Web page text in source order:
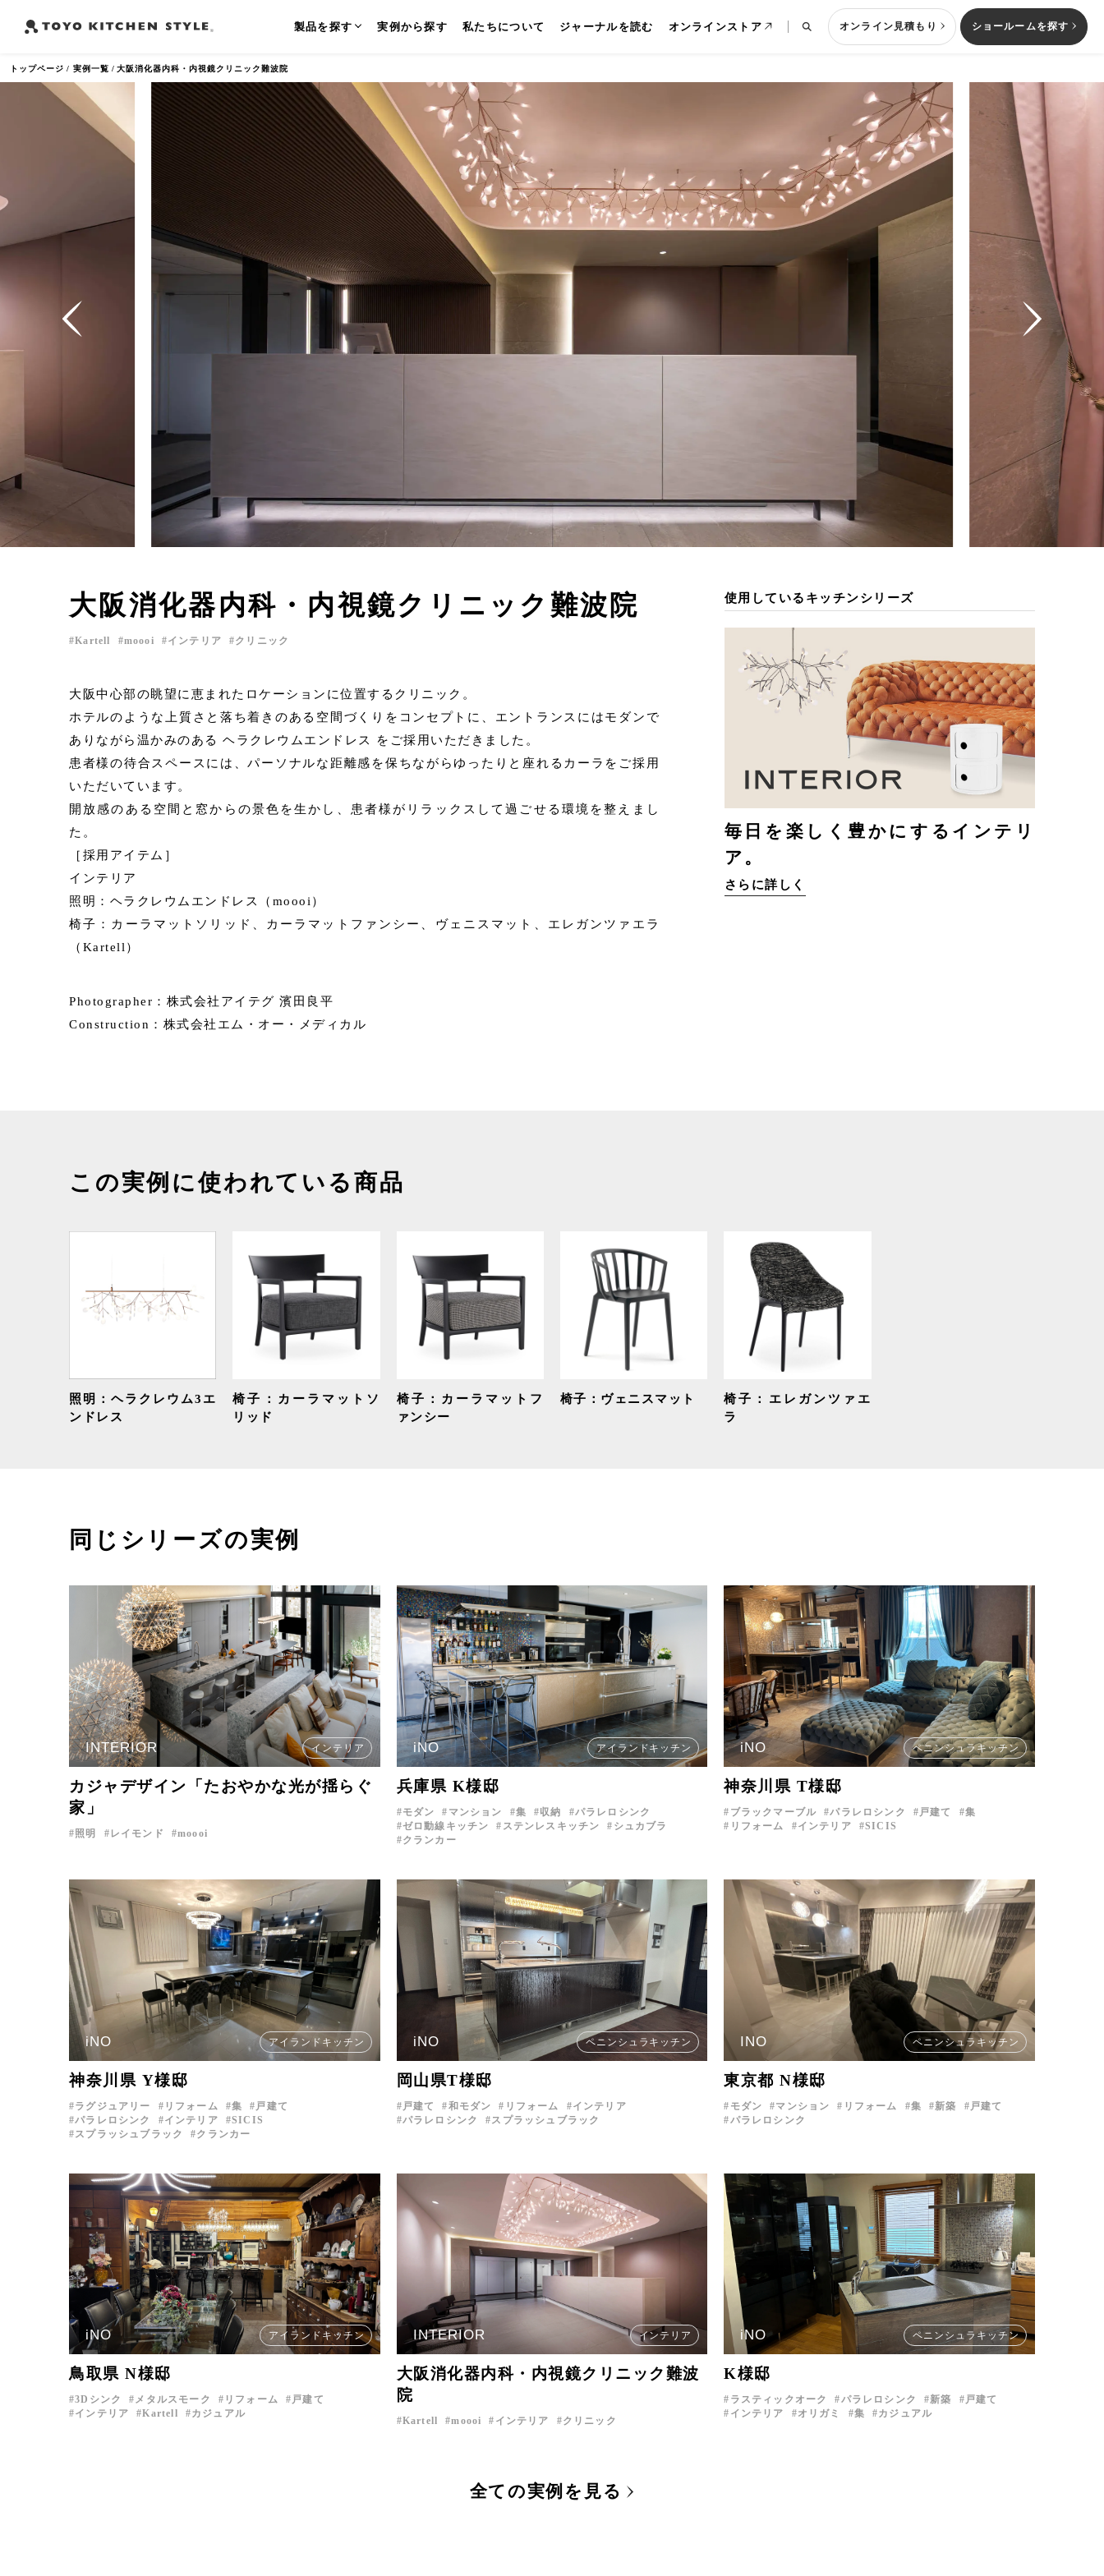
よく検索されるワード
アイランドキッチン ペニンシュラキッチン 壁付けキッチン 対面キッチン セパレートキッチン 並列型キッチン
製品を探す 実例から探す 私たちについて ジャーナルを読む オンラインストア オンライン見積もり ショールームを探す
トップページ 実例一覧 大阪消化器内科・内視鏡クリニック難波院
大阪消化器内科・内視鏡クリニック難波院
Kartell moooi インテリア クリニック
大阪中心部の眺望に恵まれたロケーションに位置するクリニック。
ホテルのような上質さと落ち着きのある空間づくりをコンセプトに、エントランスにはモダンで
ありながら温かみのある ヘラクレウムエンドレス をご採用いただきました。
患者様の待合スペースには、パーソナルな距離感を保ちながらゆったりと座れるカーラをご採用
いただいています。
開放感のある空間と窓からの景色を生かし、患者様がリラックスして過ごせる環境を整えまし
た。
［採用アイテム］
インテリア
照明：ヘラクレウムエンドレス（moooi）
椅子：カーラマットソリッド、カーラマットファンシー、ヴェニスマット、エレガンツァエラ
（Kartell）
Photographer：株式会社アイテグ 濱田良平
Construction：株式会社エム・オー・メディカル
使用しているキッチンシリーズ
毎日を楽しく豊かにするインテリ
ア。
さらに詳しく
この実例に使われている商品
照明：ヘラクレウム3エ
ンドレス
椅子：カーラマットソ
リッド
椅子：カーラマットフ
ァンシー
椅子：ヴェニスマット
椅子：エレガンツァエ
ラ
同じシリーズの実例
INTERIOR インテリア
カジャデザイン「たおやかな光が揺らぐ
家」
照明 レイモンド moooi
iNO アイランドキッチン
兵庫県 K様邸
モダン マンション 集 収納
パラレロシンク
ゼロ動線キッチン
ステンレスキッチン
シュカブラ
クランカー
iNO ペニンシュラキッチン
神奈川県 T様邸
ブラックマーブル パラレロシンク 戸建て
集
リフォーム
インテリア SICIS
iNO アイランドキッチン
神奈川県 Y様邸
ラグジュアリー リフォーム 集
戸建て
パラレロシンク
インテリア
SICIS
スプラッシュブラック
クランカー
iNO ペニンシュラキッチン
岡山県T様邸
戸建て 和モダン リフォーム
インテリア
パラレロシンク
スプラッシュブラック
INO ペニンシュラキッチン
東京都 N様邸
モダン マンション リフォーム 集 新築
戸建て
パラレロシンク
iNO アイランドキッチン
鳥取県 N様邸
3Dシンク メタルスモーク リフォーム
戸建て
インテリア
Kartell カジュアル
INTERIOR インテリア
大阪消化器内科・内視鏡クリニック難波
院
Kartell moooi インテリア クリニック
iNO ペニンシュラキッチン
K様邸
ラスティックオーク パラレロシンク 新築
戸建て
インテリア
オリガミ 集 カジュアル
全ての実例を見る